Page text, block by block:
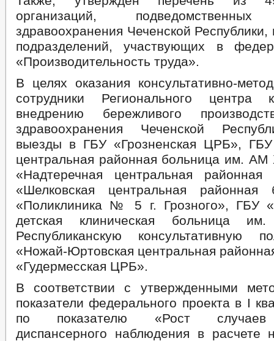
организаций, подведомственных
здравоохранения Чеченской Республики,
подразделений, участвующих в
«Производительность труда».
В целях оказания консультативно-
сотрудники Регионального центра
внедрению бережливого
здравоохранения Чеченской
выезды в ГБУ «Грозненская ЦРБ», ГБУ
центральная районная больница им. АМ
«Надтеречная центральная
«Шелковская центральная районная
«Поликлиника № 5 г. Грозного», ГБУ
детская клиническая больница
Республиканскую консультативную
«Ножай-Юртовская центральная
«Гудермесская ЦРБ».
В соответствии с утвержденными
показатели федерального проекта в I
по показателю «Рост случаев
диспансерного наблюдения в расчете